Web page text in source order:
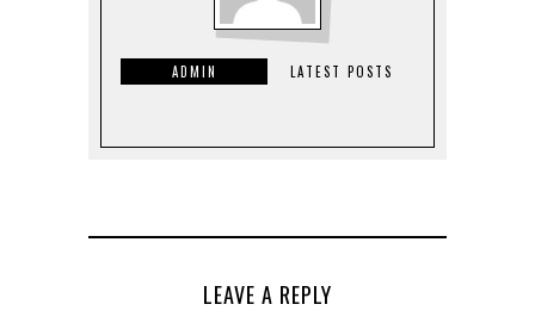
ADMIN LATEST POSTS
LEAVE A REPLY